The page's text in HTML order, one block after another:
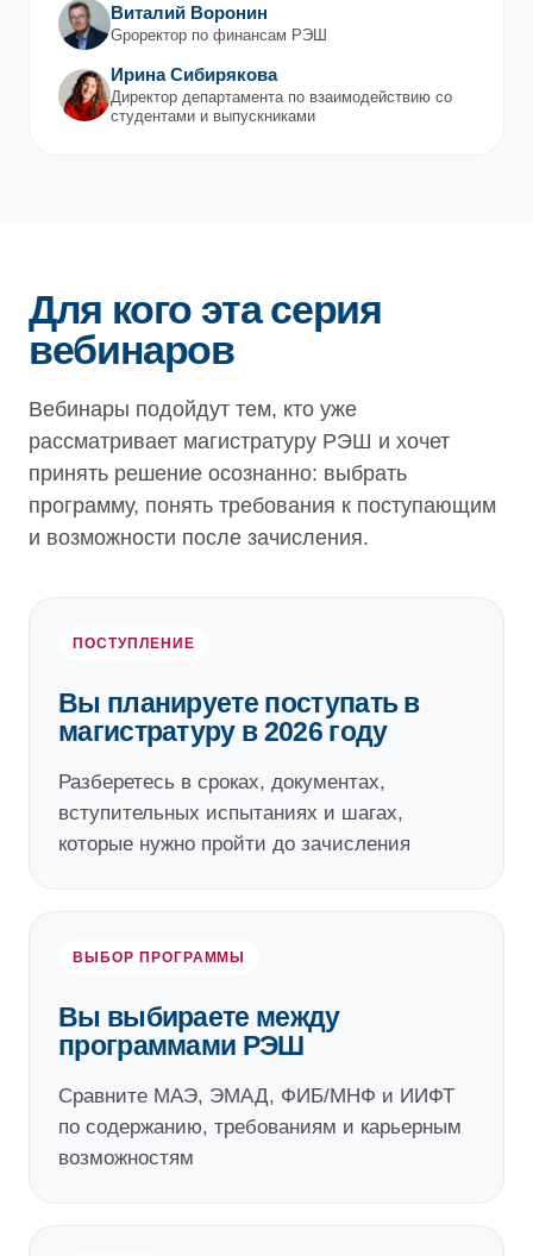
Виталий Воронин
Gроректор по финансам РЭШ
Ирина Сибирякова
Директор департамента по взаимодействию со
студентами и выпускниками
Для кого эта серия
вебинаров
Вебинары подойдут тем, кто уже
рассматривает магистратуру РЭШ и хочет
принять решение осознанно: выбрать
программу, понять требования к поступающим
и возможности после зачисления.
ПОСТУПЛЕНИЕ
Вы планируете поступать в
магистратуру в 2026 году
Разберетесь в сроках, документах,
вступительных испытаниях и шагах,
которые нужно пройти до зачисления
ВЫБОР ПРОГРАММЫ
Вы выбираете между
программами РЭШ
Сравните МАЭ, ЭМАД, ФИБ/МНФ и ИИФТ
по содержанию, требованиям и карьерным
возможностям